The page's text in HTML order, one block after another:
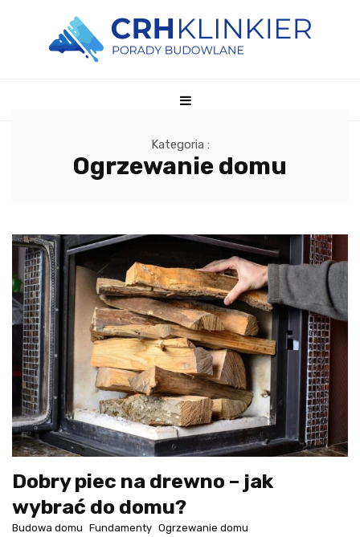
Kategoria :
Ogrzewanie domu
Dobry piec na drewno – jak
wybrać do domu?
Budowa domu Fundamenty Ogrzewanie domu